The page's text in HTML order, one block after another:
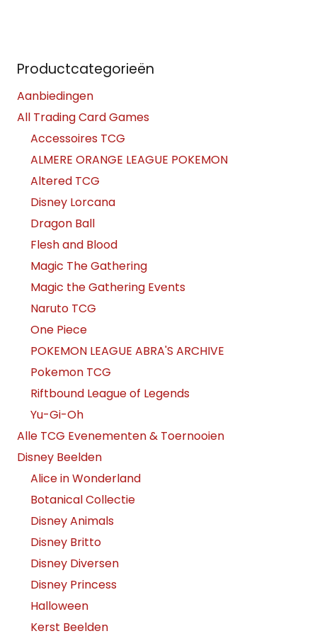
Productcategorieën
Aanbiedingen
All Trading Card Games
Accessoires TCG
ALMERE ORANGE LEAGUE POKEMON
Altered TCG
Disney Lorcana
Dragon Ball
Flesh and Blood
Magic The Gathering
Magic the Gathering Events
Naruto TCG
One Piece
POKEMON LEAGUE ABRA'S ARCHIVE
Pokemon TCG
Riftbound League of Legends
Yu-Gi-Oh
Alle TCG Evenementen & Toernooien
Disney Beelden
Alice in Wonderland
Botanical Collectie
Disney Animals
Disney Britto
Disney Diversen
Disney Princess
Halloween
Kerst Beelden